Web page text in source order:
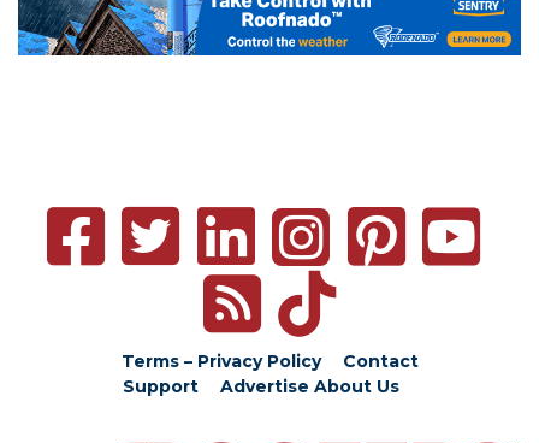
Terms – Privacy Policy
Contact
Support
Advertise About Us